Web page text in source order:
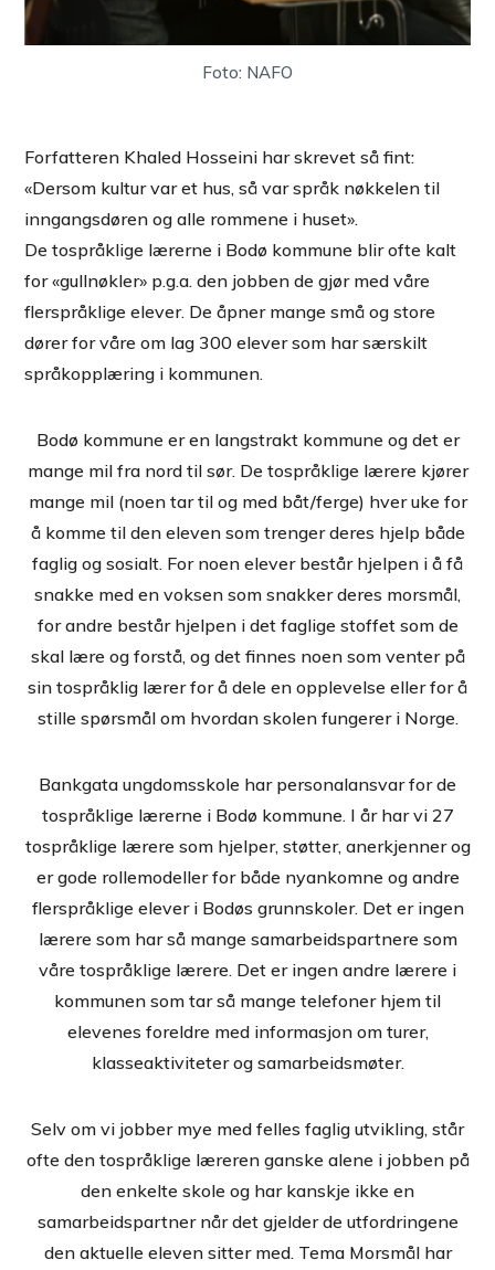
Foto: NAFO
Forfatteren Khaled Hosseini har skrevet så fint:
«Dersom kultur var et hus, så var språk nøkkelen til
inngangsdøren og alle rommene i huset».
De tospråklige lærerne i Bodø kommune blir ofte kalt
for «gullnøkler» p.g.a. den jobben de gjør med våre
flerspråklige elever. De åpner mange små og store
dører for våre om lag 300 elever som har særskilt
språkopplæring i kommunen.
Bodø kommune er en langstrakt kommune og det er
mange mil fra nord til sør. De tospråklige lærere kjører
mange mil (noen tar til og med båt/ferge) hver uke for
å komme til den eleven som trenger deres hjelp både
faglig og sosialt. For noen elever består hjelpen i å få
snakke med en voksen som snakker deres morsmål,
for andre består hjelpen i det faglige stoffet som de
skal lære og forstå, og det finnes noen som venter på
sin tospråklig lærer for å dele en opplevelse eller for å
stille spørsmål om hvordan skolen fungerer i Norge.
Bankgata ungdomsskole har personalansvar for de
tospråklige lærerne i Bodø kommune. I år har vi 27
tospråklige lærere som hjelper, støtter, anerkjenner og
er gode rollemodeller for både nyankomne og andre
flerspråklige elever i Bodøs grunnskoler. Det er ingen
lærere som har så mange samarbeidspartnere som
våre tospråklige lærere. Det er ingen andre lærere i
kommunen som tar så mange telefoner hjem til
elevenes foreldre med informasjon om turer,
klasseaktiviteter og samarbeidsmøter.
Selv om vi jobber mye med felles faglig utvikling, står
ofte den tospråklige læreren ganske alene i jobben på
den enkelte skole og har kanskje ikke en
samarbeidspartner når det gjelder de utfordringene
den aktuelle eleven sitter med. Tema Morsmål har